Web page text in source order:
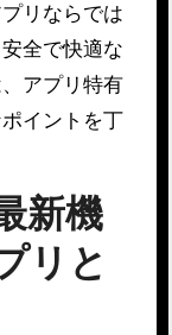
リならでは
全で快適な
アプリ特有
イントを丁
新機
リと